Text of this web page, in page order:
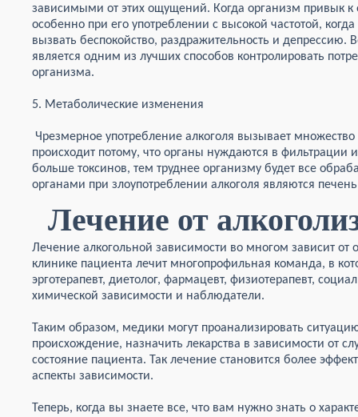
зависимыми от этих ощущений. Когда организм привык к
особенно при его употреблении с высокой частотой,
вызвать беспокойство, раздражительность и депрессию.
является одним из лучших способов контролировать
организма.
5. Метаболические изменения
Чрезмерное употребление алкоголя вызывает
происходит потому, что органы нуждаются в фильтрации
больше токсинов, тем труднее организму будет все
органами при злоупотреблении алкоголя являются
Лечение от
Лечение алкогольной зависимости во многом зависит от
клинике пациента лечит многопрофильная команда, в
эрготерапевт, диетолог, фармацевт, физиотерапевт,
химической зависимости и наблюдатели.
Таким образом, медики могут проанализировать
происхождение, назначить лекарства в зависимости от
состояние пациента. Так лечение становится более
аспекты зависимости.
Теперь, когда вы знаете все, что вам нужно знать о